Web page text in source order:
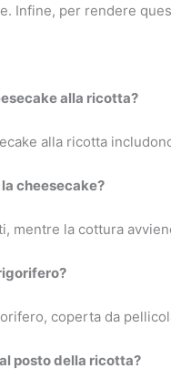
Infine, per rendere
alla ricotta?
alla ricotta
cheesecake?
mentre la cottura
coperta da
posto della ricotta?